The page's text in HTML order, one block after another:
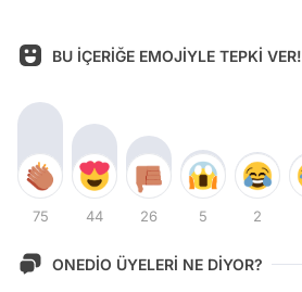
BU İÇERİĞE EMOJİYLE TEPKİ VER!
75 44 26 5 2
ONEDİO ÜYELERİ NE DİYOR?